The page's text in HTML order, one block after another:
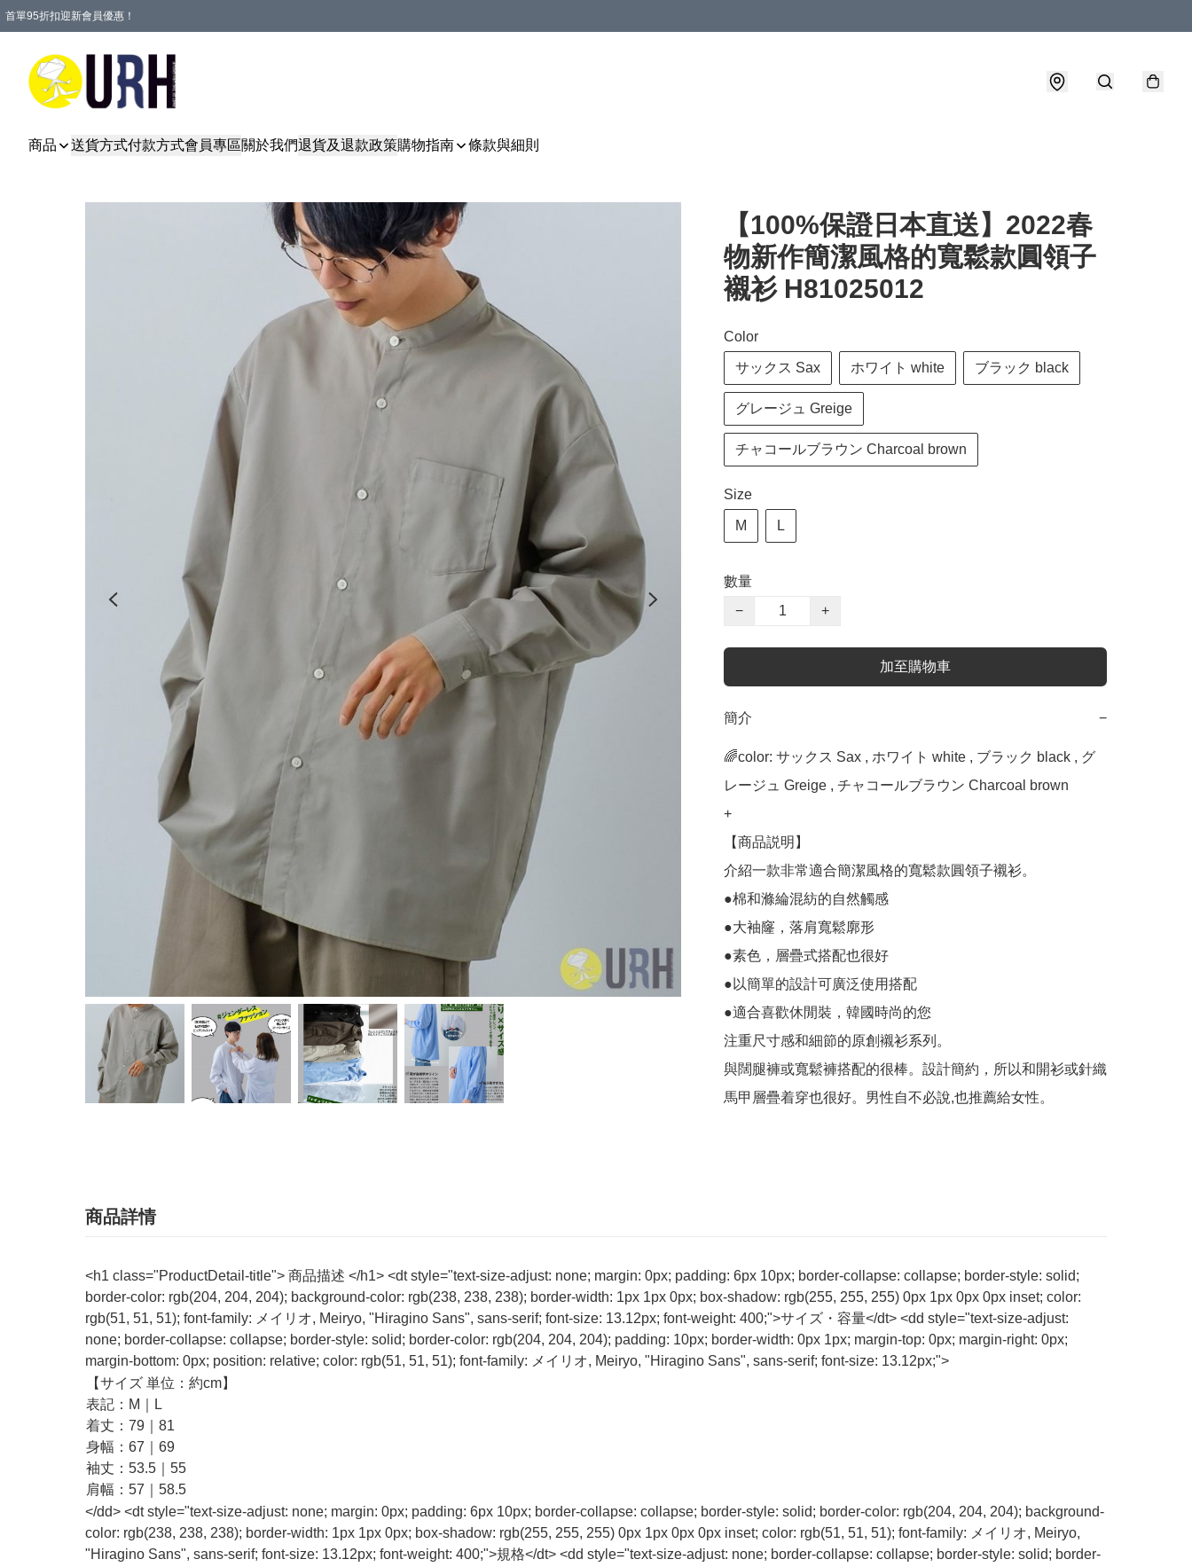
首單95折扣迎新會員優惠！
商品 送貨方式付款方式會員專區關於我們退貨及退款政策購物指南 條款與細則
【100%保證日本直送】2022春
物新作簡潔風格的寬鬆款圓領子
襯衫 H81025012
Color
サックス Sax ホワイト white ブラック black
グレージュ Greige
チャコールブラウン Charcoal brown
Size
M L
數量
−
+
加至購物車
簡介 −
🌈color: サックス Sax , ホワイト white , ブラック black , グ
レージュ Greige , チャコールブラウン Charcoal brown
+
【商品説明】
介紹一款非常適合簡潔風格的寬鬆款圓領子襯衫。
●棉和滌綸混紡的自然觸感
●大袖窿，落肩寬鬆廓形
●素色，層疊式搭配也很好
●以簡單的設計可廣泛使用搭配
●適合喜歡休閒裝，韓國時尚的您
注重尺寸感和細節的原創襯衫系列。
與闊腿褲或寬鬆褲搭配的很棒。設計簡約，所以和開衫或針織
馬甲層疊着穿也很好。男性自不必說,也推薦給女性。
商品詳情
<h1 class="ProductDetail-title"> 商品描述 </h1> <dt style="text-size-adjust: none; margin: 0px; padding: 6px 10px; border-collapse: collapse; border-style: solid;
border-color: rgb(204, 204, 204); background-color: rgb(238, 238, 238); border-width: 1px 1px 0px; box-shadow: rgb(255, 255, 255) 0px 1px 0px 0px inset; color:
rgb(51, 51, 51); font-family: メイリオ, Meiryo, "Hiragino Sans", sans-serif; font-size: 13.12px; font-weight: 400;">サイズ・容量</dt> <dd style="text-size-adjust:
none; border-collapse: collapse; border-style: solid; border-color: rgb(204, 204, 204); padding: 10px; border-width: 0px 1px; margin-top: 0px; margin-right: 0px;
margin-bottom: 0px; position: relative; color: rgb(51, 51, 51); font-family: メイリオ, Meiryo, "Hiragino Sans", sans-serif; font-size: 13.12px;">
【サイズ 単位：約cm】
表記：M｜L
着丈：79｜81
身幅：67｜69
袖丈：53.5｜55
肩幅：57｜58.5
</dd> <dt style="text-size-adjust: none; margin: 0px; padding: 6px 10px; border-collapse: collapse; border-style: solid; border-color: rgb(204, 204, 204); background-
color: rgb(238, 238, 238); border-width: 1px 1px 0px; box-shadow: rgb(255, 255, 255) 0px 1px 0px 0px inset; color: rgb(51, 51, 51); font-family: メイリオ, Meiryo,
"Hiragino Sans", sans-serif; font-size: 13.12px; font-weight: 400;">規格</dt> <dd style="text-size-adjust: none; border-collapse: collapse; border-style: solid; border-